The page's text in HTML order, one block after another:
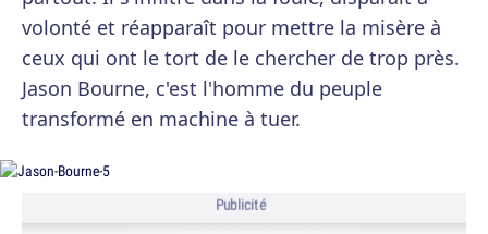
volonté et réapparaît pour mettre la misère à
ceux qui ont le tort de le chercher de trop près.
Jason Bourne, c'est l'homme du peuple
transformé en machine à tuer.
Publicité